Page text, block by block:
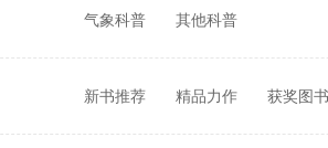
气象科普 其他科普
新书推荐 精品力作 获奖图书